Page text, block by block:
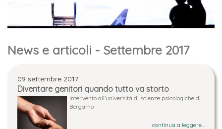
News e articoli - Settembre 2017
09 settembre 2017
Diventare genitori quando tutto va storto
Intervento all'università di scienze psicologiche di
Bergamo
continua a leggere...